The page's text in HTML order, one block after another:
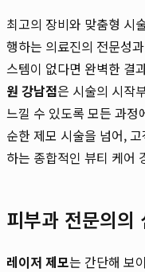
최고의 장비와 맞춤형 시
행하는 의료진의 전문성
스템이 없다면 완벽한 결
원 강남점은 시술의 시작
느낄 수 있도록 모든 과정
순한 제모 시술을 넘어,
하는 종합적인 뷰티 케어
피부과 전문의의
레이저 제모는 간단해 보